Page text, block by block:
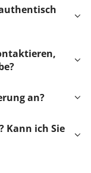
an?
Kann ich Sie